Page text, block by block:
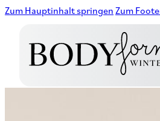
Zum Hauptinhalt springenZum